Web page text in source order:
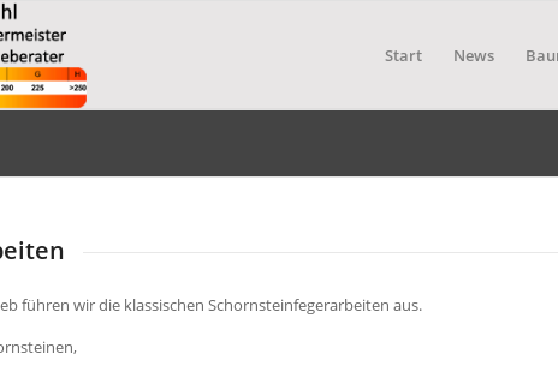
Start News
führen wir die klassischen Schornsteinfegerarbeiten aus.